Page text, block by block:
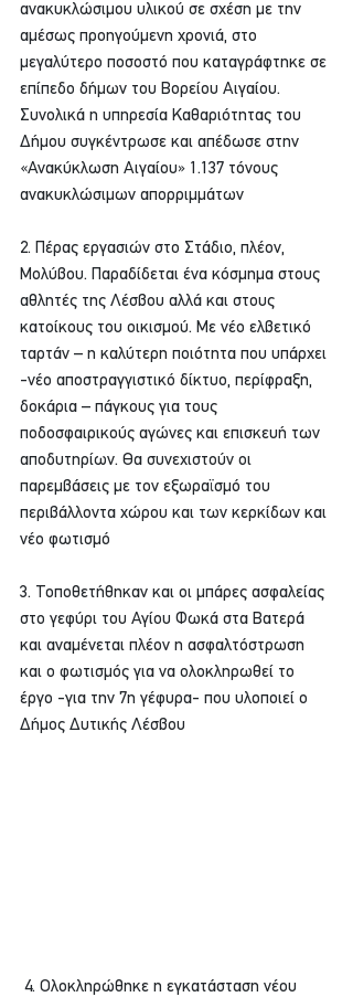
ανακυκλώσιμου υλικού σε σχέση με την
αμέσως προηγούμενη χρονιά, στο
μεγαλύτερο ποσοστό που καταγράφτηκε σε
επίπεδο δήμων του Βορείου Αιγαίου.
Συνολικά η υπηρεσία Καθαριότητας του
Δήμου συγκέντρωσε και απέδωσε στην
«Ανακύκλωση Αιγαίου» 1.137 τόνους
ανακυκλώσιμων απορριμμάτων
2. Πέρας εργασιών στο Στάδιο, πλέον,
Μολύβου. Παραδίδεται ένα κόσμημα στους
αθλητές της Λέσβου αλλά και στους
κατοίκους του οικισμού. Με νέο ελβετικό
ταρτάν – η καλύτερη ποιότητα που υπάρχει
-νέο αποστραγγιστικό δίκτυο, περίφραξη,
δοκάρια – πάγκους για τους
ποδοσφαιρικούς αγώνες και επισκευή των
αποδυτηρίων. Θα συνεχιστούν οι
παρεμβάσεις με τον εξωραϊσμό του
περιβάλλοντα χώρου και των κερκίδων και
νέο φωτισμό
3. Τοποθετήθηκαν και οι μπάρες ασφαλείας
στο γεφύρι του Αγίου Φωκά στα Βατερά
και αναμένεται πλέον η ασφαλτόστρωση
και ο φωτισμός για να ολοκληρωθεί το
έργο -για την 7η γέφυρα- που υλοποιεί ο
Δήμος Δυτικής Λέσβου
4. Ολοκληρώθηκε η εγκατάσταση νέου